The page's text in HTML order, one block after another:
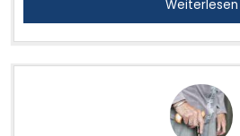
Weiterlesen